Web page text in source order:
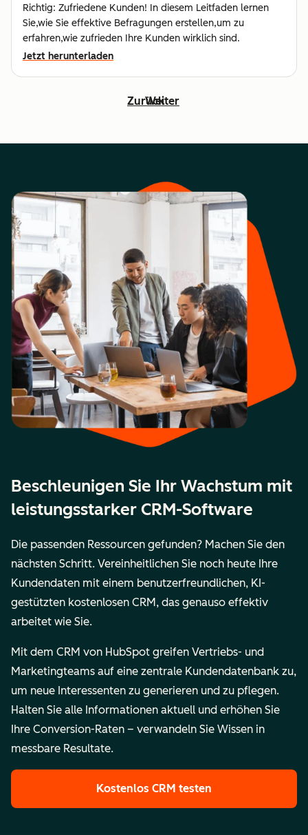
Richtig: Zufriedene Kunden! In diesem Leitfaden lernen
Sie,wie Sie effektive Befragungen erstellen,um zu
erfahren,wie zufrieden Ihre Kunden wirklich sind.
Jetzt herunterladen
Zurück
Weiter
Beschleunigen Sie Ihr Wachstum mit
leistungsstarker CRM-Software
Die passenden Ressourcen gefunden? Machen Sie den
nächsten Schritt. Vereinheitlichen Sie noch heute Ihre
Kundendaten mit einem benutzerfreundlichen, KI-
gestützten kostenlosen CRM, das genauso effektiv
arbeitet wie Sie.
Mit dem CRM von HubSpot greifen Vertriebs- und
Marketingteams auf eine zentrale Kundendatenbank zu,
um neue Interessenten zu generieren und zu pflegen.
Halten Sie alle Informationen aktuell und erhöhen Sie
Ihre Conversion-Raten – verwandeln Sie Wissen in
messbare Resultate.
Kostenlos CRM testen